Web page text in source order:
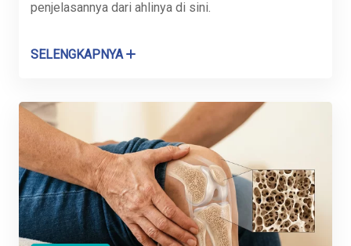
penjelasannya dari ahlinya di sini.
SELENGKAPNYA